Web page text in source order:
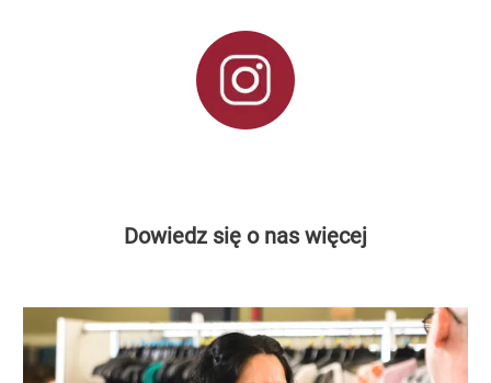
Dowiedz się o nas więcej